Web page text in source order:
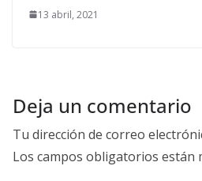
13 abril, 2021
Deja un comentario
Tu dirección de correo
Los campos obligatorios están